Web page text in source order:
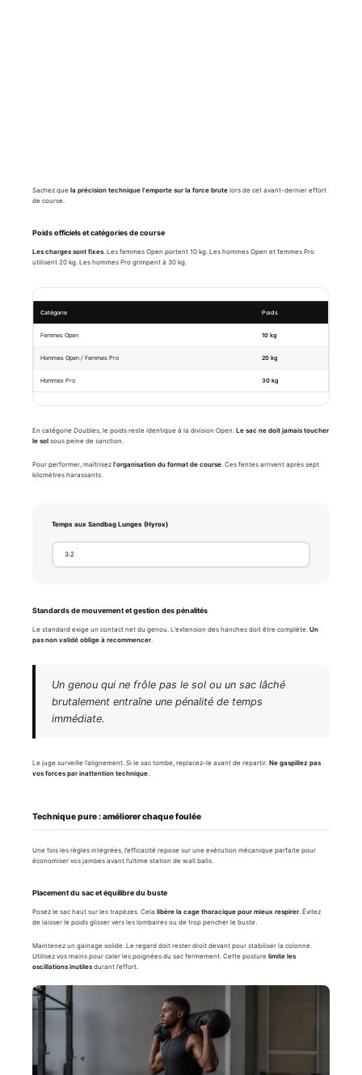
Sachez que la précision technique l’emporte sur la force brute lors de cet avant-dernier effort
de course.
Poids officiels et catégories de course
Les charges sont fixes. Les femmes Open portent 10 kg. Les hommes Open et femmes Pro
utilisent 20 kg. Les hommes Pro grimpent à 30 kg.
Catégorie Poids
Femmes Open 10 kg
Hommes Open / Femmes Pro 20 kg
Hommes Pro 30 kg
En catégorie Doubles, le poids reste identique à la division Open. Le sac ne doit jamais toucher
le sol sous peine de sanction.
Pour performer, maîtrisez l’organisation du format de course. Ces fentes arrivent après sept
kilomètres harassants.
Temps aux Sandbag Lunges (Hyrox)
Standards de mouvement et gestion des pénalités
Le standard exige un contact net du genou. L’extension des hanches doit être complète. Un
pas non validé oblige à recommencer.
Un genou qui ne frôle pas le sol ou un sac lâché
brutalement entraîne une pénalité de temps
immédiate.
Le juge surveille l’alignement. Si le sac tombe, replacez-le avant de repartir. Ne gaspillez pas
vos forces par inattention technique.
Technique pure : améliorer chaque foulée
Une fois les règles intégrées, l’efficacité repose sur une exécution mécanique parfaite pour
économiser vos jambes avant l’ultime station de wall balls.
Placement du sac et équilibre du buste
Posez le sac haut sur les trapèzes. Cela libère la cage thoracique pour mieux respirer. Évitez
de laisser le poids glisser vers les lombaires ou de trop pencher le buste.
Maintenez un gainage solide. Le regard doit rester droit devant pour stabiliser la colonne.
Utilisez vos mains pour caler les poignées du sac fermement. Cette posture limite les
oscillations inutiles durant l’effort.